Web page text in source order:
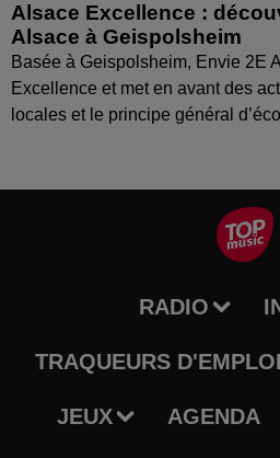
Alsace Excellence :
Alsace à Geispolsheim
Basée à Geispolsheim, Envie 2E
Excellence et met en avant des
locales et le principe général
RADIO
TRAQUEURS D'EMPLOI
JEUX AGENDA